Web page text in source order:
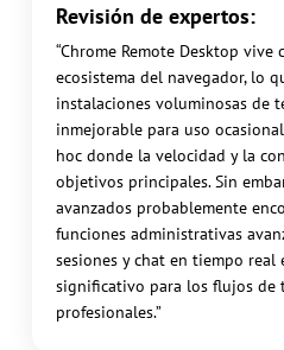
Revisión de expertos:
“Chrome Remote Desktop
ecosistema del navegador, lo
instalaciones voluminosas de
inmejorable para uso
hoc donde la velocidad y la
objetivos principales. Sin
avanzados probablemente
funciones administrativas
sesiones y chat en tiempo
significativo para los flujos de
profesionales.”